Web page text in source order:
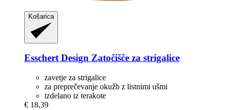
Košarica
Esschert Design Zatočišče za strigalice
zavetje za strigalice
za preprečevanje okužb z listnimi ušmi
izdelano iz terakote
€ 18,39